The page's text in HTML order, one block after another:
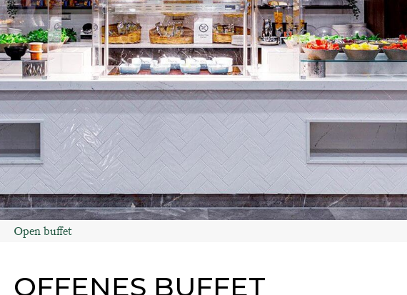
Open buffet
OFFENES BUFFET